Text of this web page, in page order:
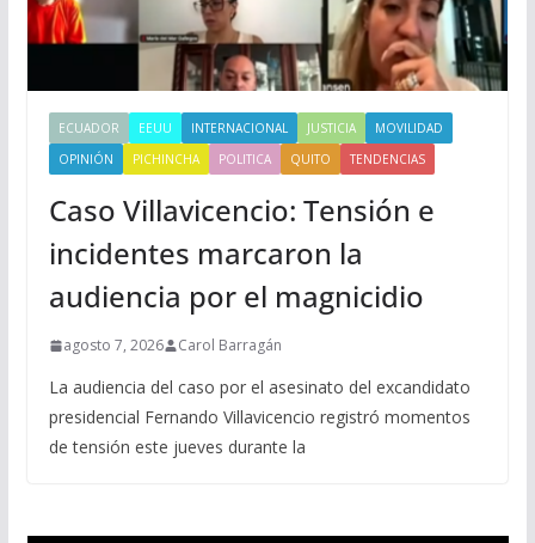
ECUADOR EEUU INTERNACIONAL JUSTICIA
MOVILIDAD
OPINIÓN
PICHINCHA POLITICA QUITO TENDENCIAS
Caso Villavicencio: Tensión e
incidentes marcaron la
audiencia por el magnicidio
agosto 7, 2026 Carol Barragán
La audiencia del caso por el asesinato del excandidato
presidencial Fernando Villavicencio registró momentos
de tensión este jueves durante la